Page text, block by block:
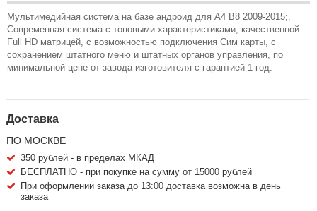
Мультимедийная система на базе андроид для A4 B8 2009-2015;.
Современная система с топовыми характеристиками, качественной
Full HD матрицей, с возможностью подключения Сим карты, с
сохранением штатного меню и штатных органов управления, по
минимальной цене от завода изготовителя с гарантией 1 год.
Доставка
ПО МОСКВЕ
350 рублей - в пределах МКАД
БЕСПЛАТНО - при покупке на сумму от 15000 рублей
При оформлении заказа до 13:00 доставка возможна в день
заказа